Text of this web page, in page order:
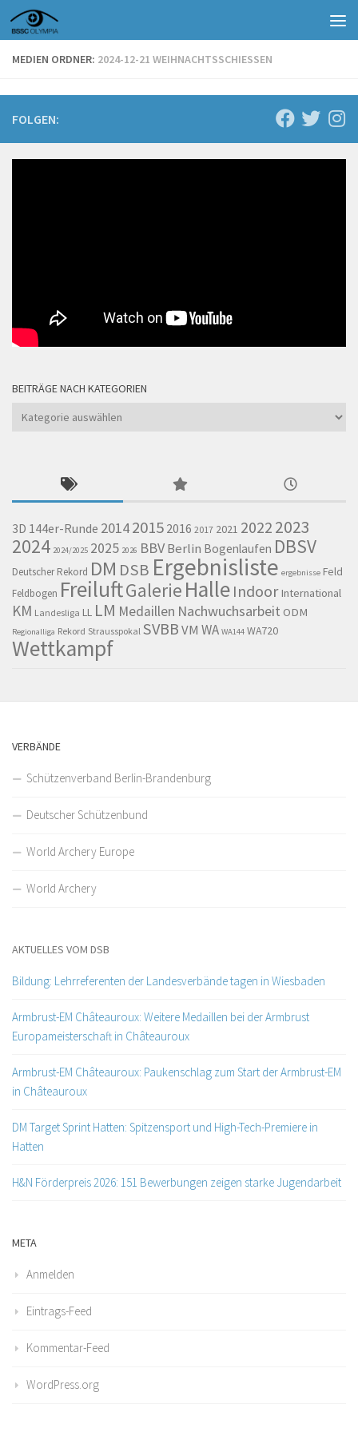
Zum Inhalt springen
MEDIEN ORDNER: 2024-12-21 WEIHNACHTSSCHIESSEN
FOLGEN:
BEITRÄGE NACH KATEGORIEN
Beiträge
3D 144er-Runde 20142015 2016 2017 2021 20222023
2024 2024/2025 2025 2026 BBVBerlin Bogenlaufen DBSV
Deutscher Rekord DM DSB Ergebnisliste ergebnisse Feld
Feldbogen FreiluftGalerie Halle Indoor International
KM Landesliga LL LM Medaillen Nachwuchsarbeit ODM
Regionalliga Rekord Strausspokal SVBBVM WA WA144 WA720
Wettkampf
VERBÄNDE
Schützenverband Berlin-Brandenburg
Deutscher Schützenbund
World Archery Europe
World Archery
AKTUELLES VOM DSB
Bildung: Lehrreferenten der Landesverbände tagen in Wiesbaden
Armbrust-EM Châteauroux: Weitere Medaillen bei der Armbrust
Europameisterschaft in Châteauroux
Armbrust-EM Châteauroux: Paukenschlag zum Start der Armbrust-EM
in Châteauroux
DM Target Sprint Hatten: Spitzensport und High-Tech-Premiere in
Hatten
H&N Förderpreis 2026: 151 Bewerbungen zeigen starke Jugendarbeit
META
Anmelden
Eintrags-Feed
Kommentar-Feed
WordPress.org